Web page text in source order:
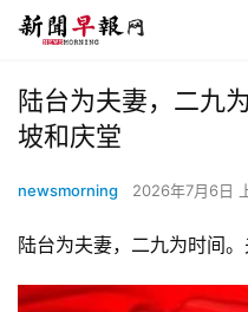
陆台为夫妻，二九
坡和庆堂
newsmorning 2026年7月6日
陆台为夫妻，二九为时间